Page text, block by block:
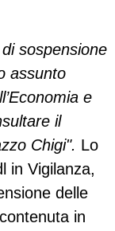
sospensione
assunto
e
il
Chigi". Lo
in Vigilanza,
delle
in